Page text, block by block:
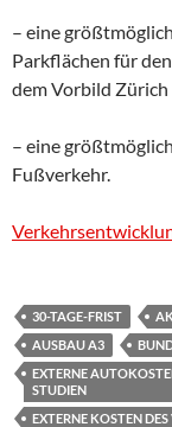
– eine
Parkflächen für
dem Vorbild Zürich
– eine
Fußverkehr.
30-TAGE-FRIST
AUSBAU A3
EXTERNE
STUDIEN
EXTERNE KOSTEN